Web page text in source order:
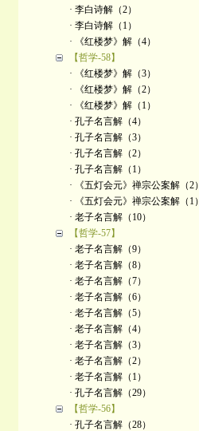
· 李白诗解（2）
· 李白诗解（1）
· 《红楼梦》解（4）
【哲学-58】
· 《红楼梦》解（3）
· 《红楼梦》解（2）
· 《红楼梦》解（1）
· 孔子名言解（4）
· 孔子名言解（3）
· 孔子名言解（2）
· 孔子名言解（1）
· 《五灯会元》禅宗公案解（2）
· 《五灯会元》禅宗公案解（1）
· 老子名言解（10）
【哲学-57】
· 老子名言解（9）
· 老子名言解（8）
· 老子名言解（7）
· 老子名言解（6）
· 老子名言解（5）
· 老子名言解（4）
· 老子名言解（3）
· 老子名言解（2）
· 老子名言解（1）
· 孔子名言解（29）
【哲学-56】
· 孔子名言解（28）